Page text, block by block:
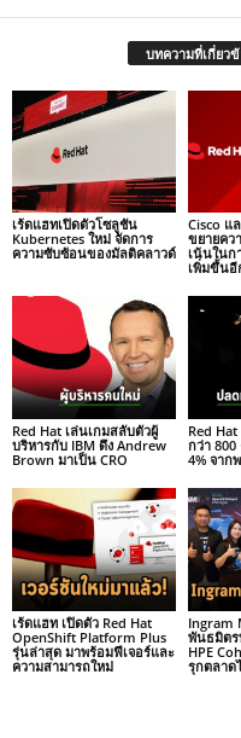
บทความที่เกี่ยว
เร้ดแฮทเปิดตัวโซลูชัน
Kubernetes ใหม่ จัดการ
ความซับซ้อนของมัลติคลาวด์
Cisco แ
ขยายคว
เน้นในก
เพิ่มขึ้น
Red Hat เล่นเกมสลับตัวผู้
บริหารกับ IBM ดึง Andrew
Brown มาเป็น CRO
Red
กว่า
4% จาก
เร้ดแฮท เปิดตัว Red Hat
OpenShift Platform Plus
รุ่นล่าสุด มาพร้อมฟีเจอร์และ
ความสามารถใหม่
Ingram
พันธมิตร
HPE
รุกตลาด